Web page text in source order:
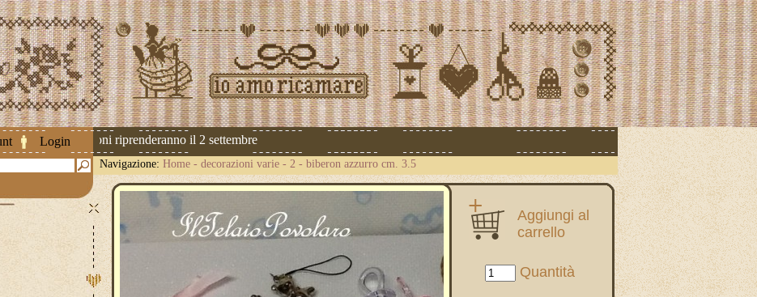
Login
! Le spedizioni riprenderanno il 2 settembre
Navigazione: Home - decorazioni varie - 2 - biberon azzurro cm. 3.5
Aggiungi al
carrello
Quantità